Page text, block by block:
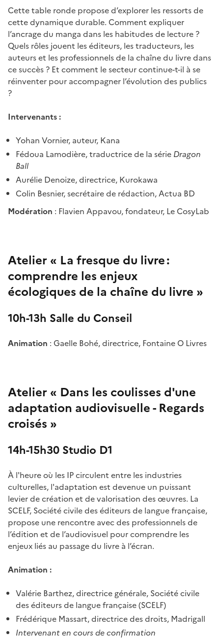
Cette table ronde propose d’explorer les ressorts de
cette dynamique durable. Comment expliquer
l’ancrage du manga dans les habitudes de lecture ?
Quels rôles jouent les éditeurs, les traducteurs, les
auteurs et les professionnels de la chaîne du livre dans
ce succès ? Et comment le secteur continue-t-il à se
réinventer pour accompagner l’évolution des publics
?
Intervenants :
Yohan Vornier, auteur, Kana
Fédoua Lamodière, traductrice de la série Dragon
Ball
Aurélie Denoize, directrice, Kurokawa
Colin Besnier, secrétaire de rédaction, Actua BD
Modération : Flavien Appavou, fondateur, Le CosyLab
Atelier « La fresque du livre :
comprendre les enjeux
écologiques de la chaîne du livre »
10h-13h Salle du Conseil
Animation : Gaelle Bohé, directrice, Fontaine O Livres
Atelier « Dans les coulisses d'une
adaptation audiovisuelle - Regards
croisés »
14h-15h30 Studio D1
À l'heure où les IP circulent entre les industries
culturelles, l'adaptation est devenue un puissant
levier de création et de valorisation des œuvres. La
SCELF, Société civile des éditeurs de langue française,
propose une rencontre avec des professionnels de
l’édition et de l’audiovisuel pour comprendre les
enjeux liés au passage du livre à l’écran.
Animation :
Valérie Barthez, directrice générale, Société civile
des éditeurs de langue française (SCELF)
Frédérique Massart, directrice des droits, Madrigall
Intervenant en cours de confirmation